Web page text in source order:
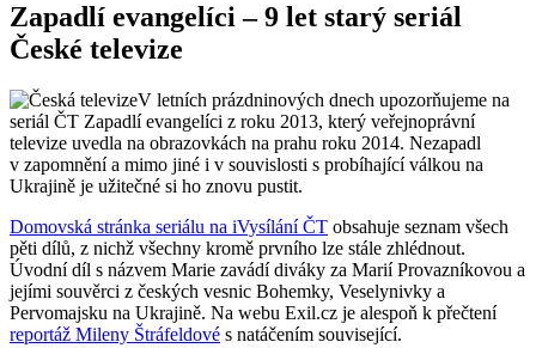
Zapadlí evangelíci – 9 let starý seriál
České televize
V letních prázdninových dnech upozorňujeme na
seriál ČT Zapadlí evangelíci z roku 2013, který veřejnoprávní
televize uvedla na obrazovkách na prahu roku 2014. Nezapadl
v zapomnění a mimo jiné i v souvislosti s probíhající válkou na
Ukrajině je užitečné si ho znovu pustit.
Domovská stránka seriálu na iVysílání ČT obsahuje seznam všech
pěti dílů, z nichž všechny kromě prvního lze stále zhlédnout.
Úvodní díl s názvem Marie zavádí diváky za Marií Provazníkovou a
jejími souvěrci z českých vesnic Bohemky, Veselynivky a
Pervomajsku na Ukrajině. Na webu Exil.cz je alespoň k přečtení
reportáž Mileny Štráfeldové s natáčením související.